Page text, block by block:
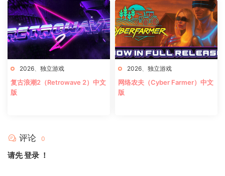
2026 独立游戏
复古浪潮2（Retrowave 2）中文
版
2026 独立游戏
网络农夫（Cyber Farmer）中文
版
评论 0
请先登录 ！